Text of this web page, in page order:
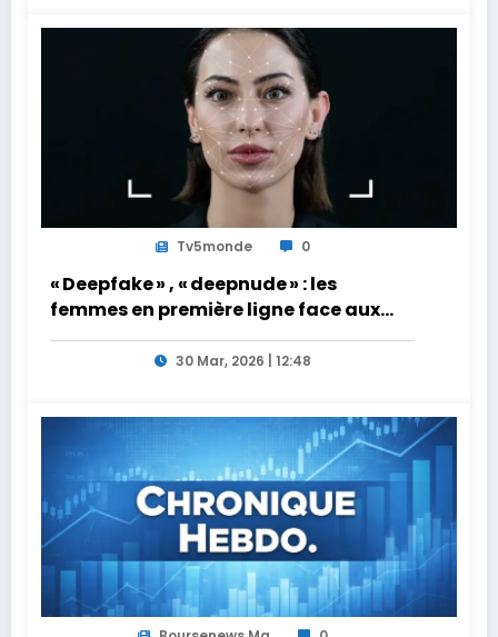
Tv5monde 0
« Deepfake » , « deepnude » : les
femmes en première ligne face aux
dangers de l’intelligence artificielle
30 Mar, 2026 | 12:48